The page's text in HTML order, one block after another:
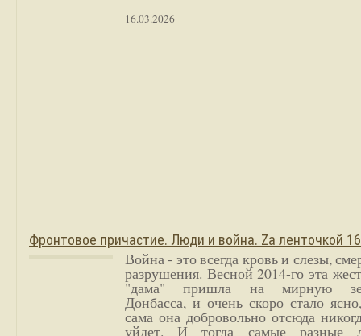
16.03.2026
Фронтовое причастие. Люди и война. Zа ленточкой
Война - это всегда кровь и слезы,
разрушения. Весной 2014-го эта
"дама" пришла на мирную
Донбасса, и очень скоро стало
сама она добровольно отсюда
уйдет. И тогда самые разные